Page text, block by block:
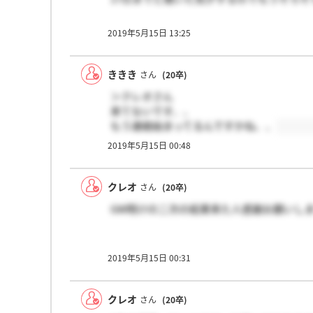
2019年5月15日 13:25
ききき さん (20卒)
＞クレオさん
来てないです、、
もう連絡始まってるんですかね、、
2019年5月15日 00:48
クレオ さん (20卒)
GW明けの二次の結果来た人感謝お願いし
2019年5月15日 00:31
クレオ さん (20卒)